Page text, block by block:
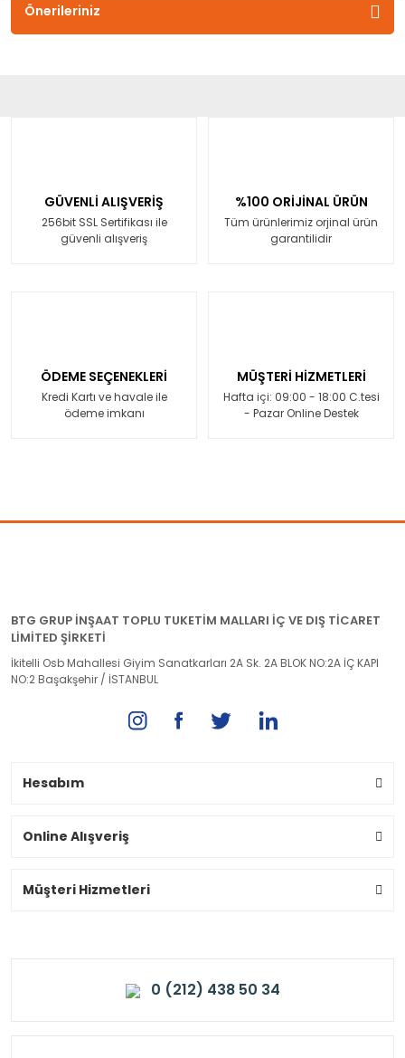
Önerileriniz
GÜVENLİ ALIŞVERİŞ
256bit SSL Sertifikası ile
güvenli alışveriş
%100 ORİJİNAL ÜRÜN
Tüm ürünlerimiz orjinal ürün
garantilidir
ÖDEME SEÇENEKLERİ
Kredi Kartı ve havale ile
ödeme imkanı
MÜŞTERİ HİZMETLERİ
Hafta içi: 09:00 - 18:00 C.tesi
- Pazar Online Destek
BTG GRUP İNŞAAT TOPLU TUKETİM MALLARI İÇ VE DIŞ TİCARET
LİMİTED ŞİRKETİ
İkitelli Osb Mahallesi Giyim Sanatkarları 2A Sk. 2A BLOK NO:2A İÇ KAPI
NO:2 Başakşehir / İSTANBUL
Hesabım
Online Alışveriş
Müşteri Hizmetleri
0 (212) 438 50 34